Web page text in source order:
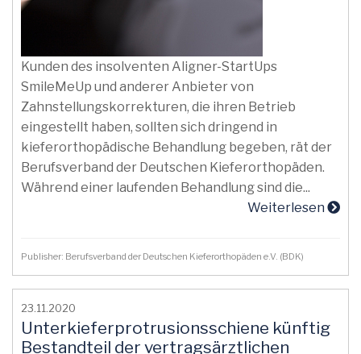
Kunden des insolventen Aligner-StartUps
SmileMeUp und anderer Anbieter von
Zahnstellungskorrekturen, die ihren Betrieb
eingestellt haben, sollten sich dringend in
kieferorthopädische Behandlung begeben, rät der
Berufsverband der Deutschen Kieferorthopäden.
Während einer laufenden Behandlung sind die...
Weiterlesen
Publisher: Berufsverband der Deutschen Kieferorthopäden e.V. (BDK)
23.11.2020
Unterkieferprotrusionsschiene künftig
Bestandteil der vertragsärztlichen